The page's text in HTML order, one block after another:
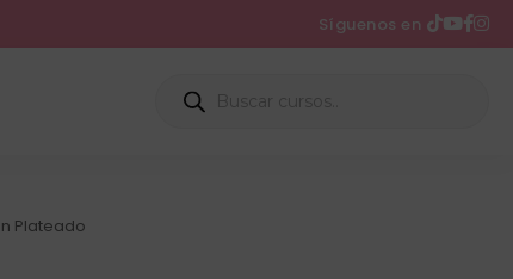
Síguenos en
Plateado